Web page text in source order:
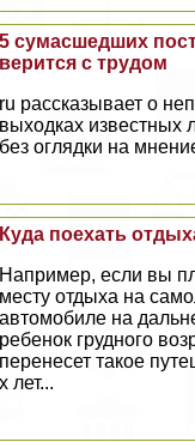
5 cyмacшедших
верится с трудом
ru рассказывает о
выходках известных
без оглядки на
Куда поехать
Например, если вы
месту отдыха на
автомобиле на
ребенок грудного
перенесет такое
х лет...